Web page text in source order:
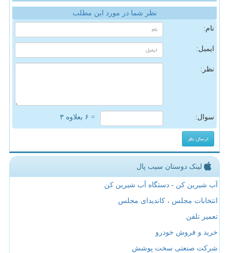
نظر شما در مورد این مطلب
نام:
ایمیل:
نظر:
سوال: = ۶ بعلاوه ۳
لینک دوستان سیب پال
آب شیرین کن - دستگاه آب شیرین کن
انتخابات مجلس ، کاندیدای مجلس
تعمیر تلفن
خرید و فروش خودرو
شرکت صنعتی سخت پوشش